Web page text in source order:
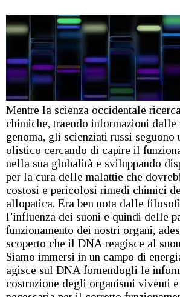
Mentre la scienza occidentale
chimiche, traendo informazioni dalle
genoma, gli scienziati russi seguono
olistico cercando di capire il
nella sua globalità e sviluppando
per la cura delle malattie che
costosi e pericolosi rimedi chimici
allopatica. Era ben nota dalle
l’influenza dei suoni e quindi delle
funzionamento dei nostri organi,
scoperto che il DNA reagisce al
Siamo immersi in un campo di
agisce sul DNA fornendogli le
costruzione degli organismi viventi